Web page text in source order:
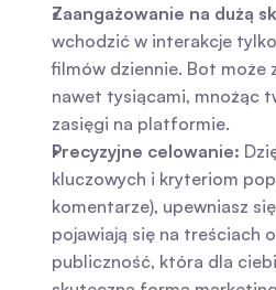
Zaangażowanie na dużą
wchodzić w interakcje
filmów dziennie. Bot może
nawet tysiącami, mnożąc
zasięgi na platformie.
Precyzyjne celowanie:
kluczowych i kryteriom
komentarze), upewniasz
pojawiają się na treściach
publiczność, która dla